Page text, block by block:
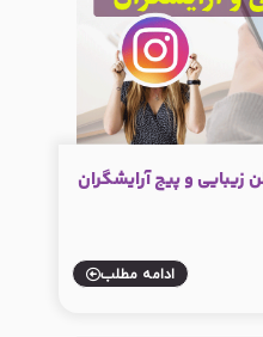
زیبایی و پیج آرایشگران
ادامه مطلب